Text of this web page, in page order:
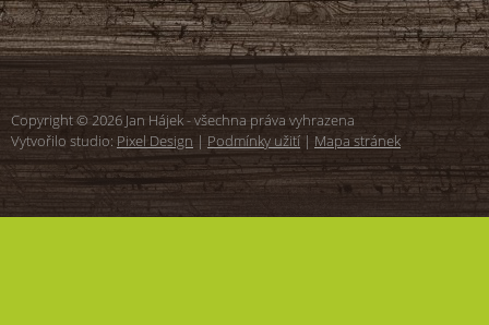
Copyright © 2026 Jan Hájek - všechna práva vyhrazena
Vytvořilo studio: Pixel Design | Podmínky užití | Mapa stránek